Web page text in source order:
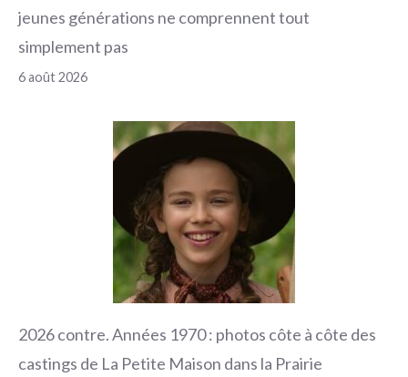
jeunes générations ne comprennent tout
simplement pas
6 août 2026
2026 contre. Années 1970 : photos côte à côte des
castings de La Petite Maison dans la Prairie